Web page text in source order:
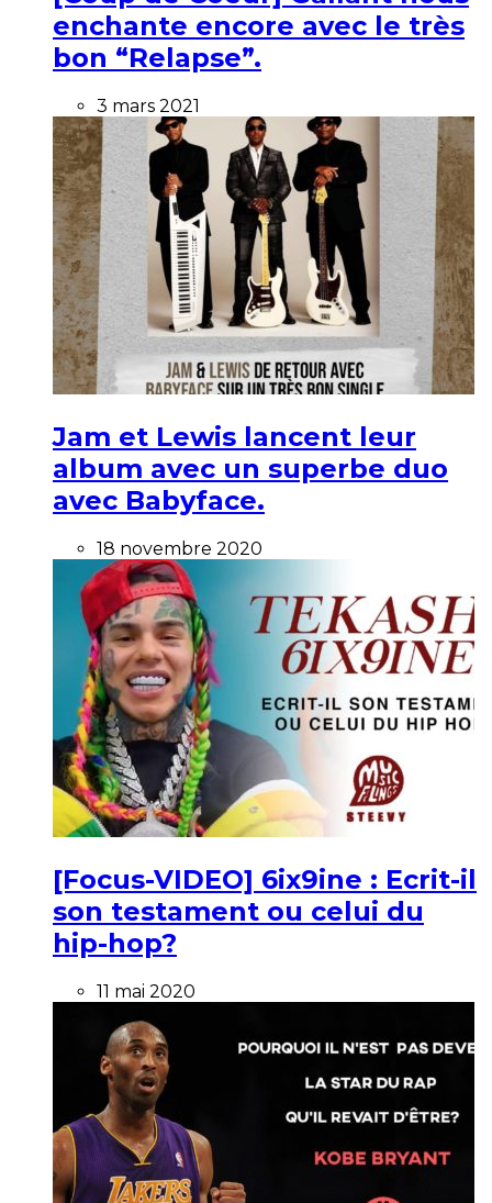
enchante encore avec le très
bon “Relapse”.
3 mars 2021
Jam et Lewis lancent leur
album avec un superbe duo
avec Babyface.
18 novembre 2020
[Focus-VIDEO] 6ix9ine : Ecrit-il
son testament ou celui du
hip-hop?
11 mai 2020